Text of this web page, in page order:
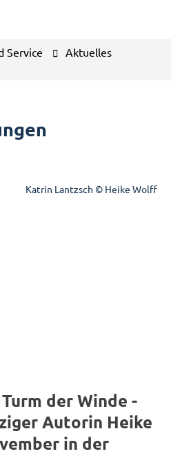
Service Aktuelles
Katrin Lantzsch © Heike Wolff
der Winde -
Autorin Heike
in der